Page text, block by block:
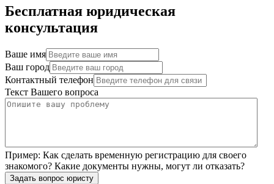
Бесплатная юридическая
консультация
Ваше имя
Ваш город
Контактный телефон
Текст Вашего вопроса
Пример: Как сделать временную регистрацию для своего
знакомого? Какие документы нужны, могут ли отказать?
Задать вопрос юристу